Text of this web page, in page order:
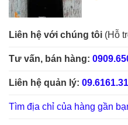
Liên hệ với chúng tôi (Hỗ
Tư vấn, bán hàng:
Liên hệ quản lý:
Tìm địa chỉ của hàng gần